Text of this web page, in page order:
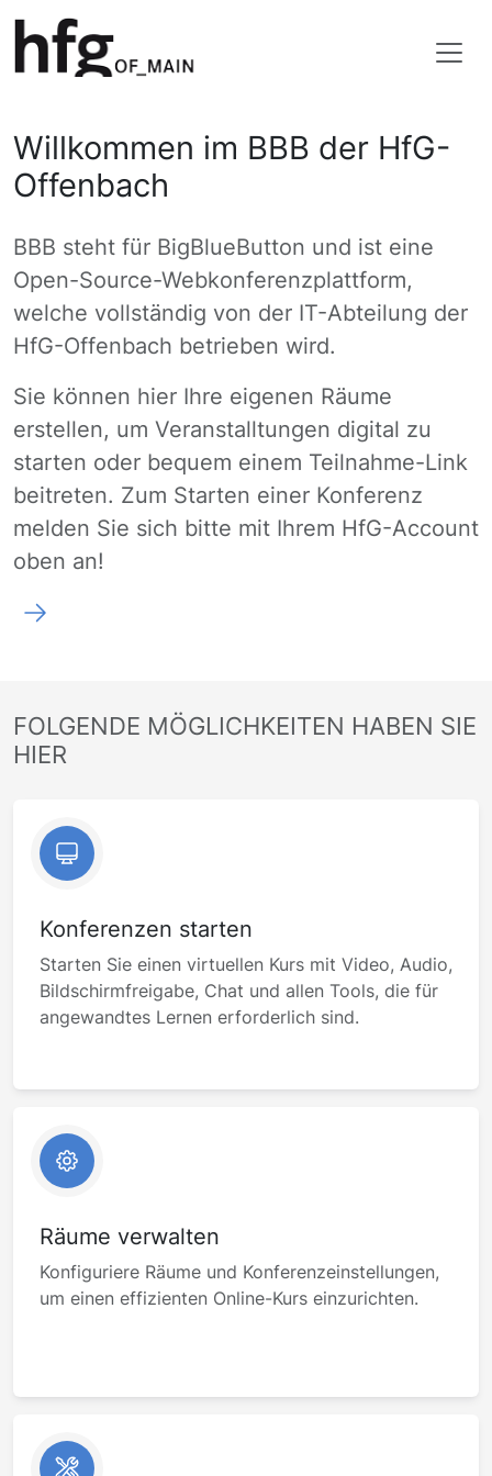
Willkommen im BBB der HfG-
Offenbach
BBB steht für BigBlueButton und ist eine
Open-Source-Webkonferenzplattform,
welche vollständig von der IT-Abteilung der
HfG-Offenbach betrieben wird.
Sie können hier Ihre eigenen Räume
erstellen, um Veranstalltungen digital zu
starten oder bequem einem Teilnahme-Link
beitreten. Zum Starten einer Konferenz
melden Sie sich bitte mit Ihrem HfG-Account
oben an!
FOLGENDE MÖGLICHKEITEN HABEN SIE
HIER
Konferenzen starten
Starten Sie einen virtuellen Kurs mit Video, Audio,
Bildschirmfreigabe, Chat und allen Tools, die für
angewandtes Lernen erforderlich sind.
Räume verwalten
Konfiguriere Räume und Konferenzeinstellungen,
um einen effizienten Online-Kurs einzurichten.